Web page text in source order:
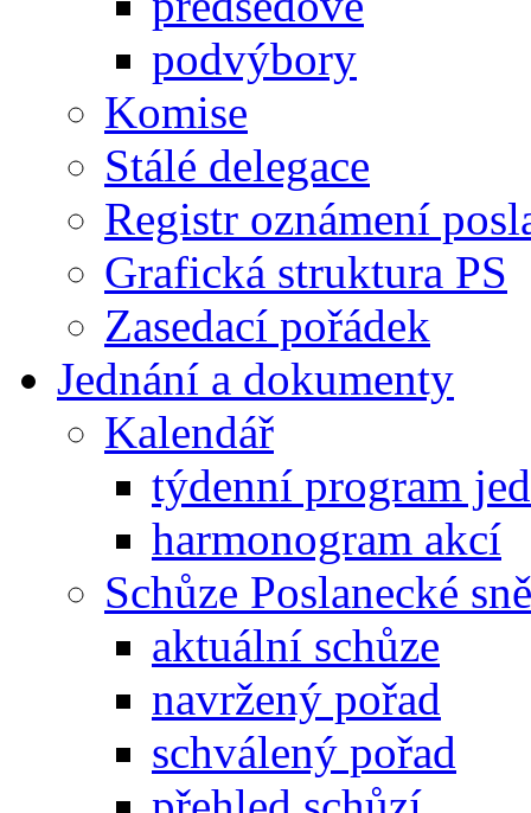
podvýbory
Komise
Stálé delegace
Registr oznámení
Grafická struktura PS
Zasedací pořádek
Jednání a dokumenty
Kalendář
týdenní program
harmonogram akcí
Schůze Poslanecké
aktuální schůze
navržený pořad
schválený pořad